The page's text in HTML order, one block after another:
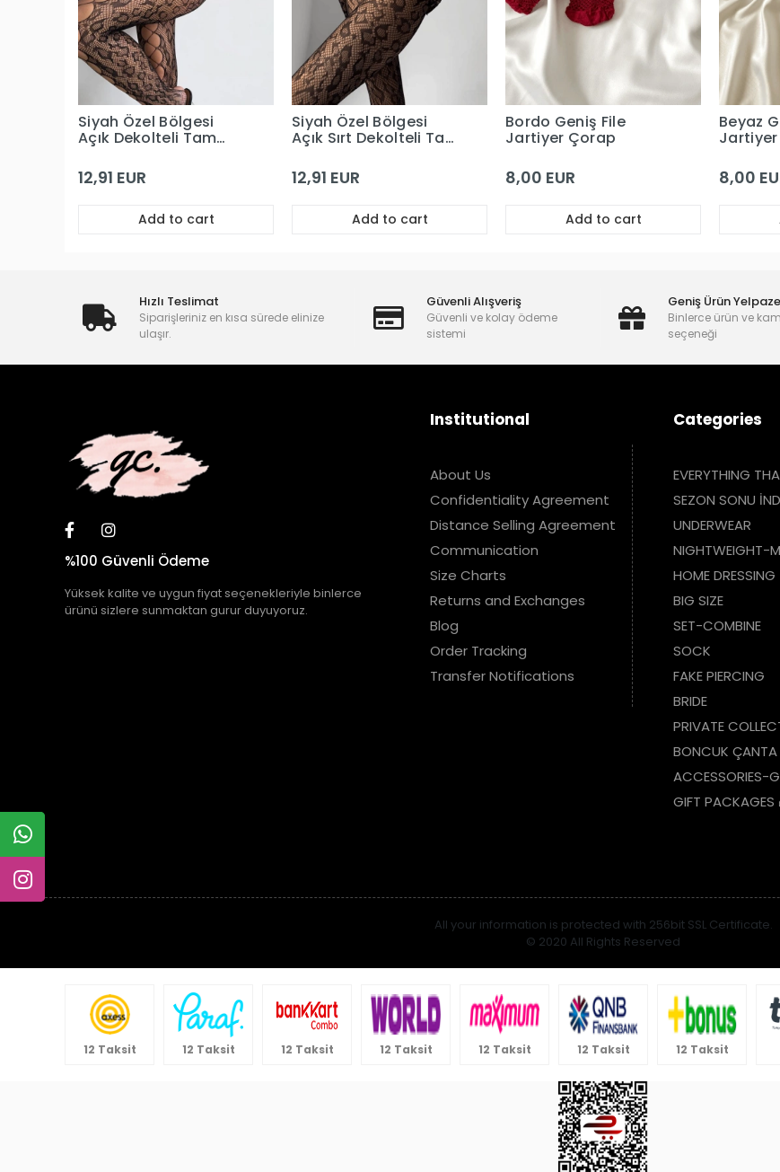
Siyah Özel Bölgesi
Açık Dekolteli Tam
12,91 EUR
Add to cart
Siyah Özel Bölgesi
Açık Sırt Dekolteli Tam
12,91 EUR
Add to cart
Bordo Geniş File
Jartiyer Çorap
8,00 EUR
Add to cart
Beyaz
8,00
Hızlı Teslimat
Siparişleriniz en kısa sürede elinize
ulaşır.
Güvenli Alışveriş
Güvenli ve kolay ödeme
sistemi
Geniş Ürün
Binlerce ürün ve
seçeneği
%100 Güvenli Ödeme
Yüksek kalite ve uygun fiyat seçenekleriyle binlerce
ürünü sizlere sunmaktan gurur duyuyoruz.
Institutional
About Us
Confidentiality Agreement
Distance Selling Agreement
Communication
Size Charts
Returns and Exchanges
Blog
Order Tracking
Transfer Notifications
Categories
EVERYTHING
SEZON SONU
UNDERWEAR
NIGHTWEIGHT-
HOME DRESSING
BIG SIZE
SET-COMBINE
SOCK
FAKE PIERCING
BRIDE
PRIVATE
BONCUK ÇANTA
ACCESSORIES-
GIFT PACKAGES
All your information is protected with 256bit SSL Certificate.
© 2020 All Rights Reserved
12 Taksit 12 Taksit 12 Taksit 12 Taksit 12 Taksit 12 Taksit 12 Taksit